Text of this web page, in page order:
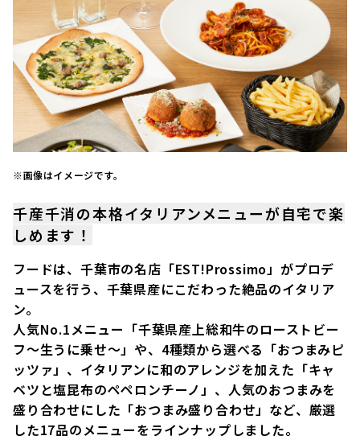
※画像はイメージです。
千産千消の本格イタリアンメニューが自宅で楽
しめます！
フードは、千葉市の名店「EST!Prossimo」がプロデ
ュースを行う、千葉県産にこだわった絶品のイタリア
ン。
人気No.1メニュー「千葉県産上総和牛のローストビー
フ～生うに乗せ～」や、4種類から選べる「おつまみピ
ッツァ」、イタリアンに和のアレンジを加えた「キャ
ベツと塩昆布のペペロンチーノ」、人気のおつまみを
盛り合わせにした「おつまみ盛り合わせ」など、厳選
した17品のメニューをラインナップしました。